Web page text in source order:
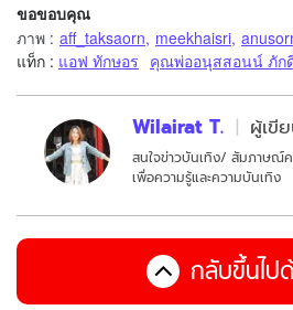
ขอขอบคุณ
ภาพ : aff_taksaorn, meekhaisri,
แท็ก : แอฟ ทักษอร คุณพ่ออนุสสอนน์ ภัก
Wilairat T. ผู้เขี
สนใจข่าวบันเทิง/ สัมภาษณ์
เพื่อความรู้และความบันเทิง
กลับขึ้นไป